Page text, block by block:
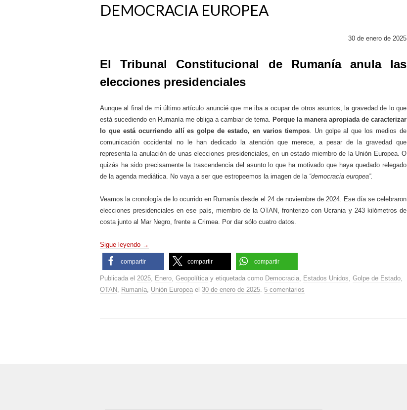
DEMOCRACIA EUROPEA
30 de enero de 2025
El Tribunal Constitucional de Rumanía anula las
elecciones presidenciales
Aunque al final de mi último artículo anuncié que me iba a ocupar de otros asuntos, la gravedad de lo que
está sucediendo en Rumanía me obliga a cambiar de tema. Porque la manera apropiada de caracterizar
lo que está ocurriendo allí es golpe de estado, en varios tiempos. Un golpe al que los medios de
comunicación occidental no le han dedicado la atención que merece, a pesar de la gravedad que
representa la anulación de unas elecciones presidenciales, en un estado miembro de la Unión Europea. O
quizás ha sido precisamente la trascendencia del asunto lo que ha motivado que haya quedado relegado
de la agenda mediática. No vaya a ser que estropeemos la imagen de la “democracia europea”.
Veamos la cronología de lo ocurrido en Rumanía desde el 24 de noviembre de 2024. Ese día se celebraron
elecciones presidenciales en ese país, miembro de la OTAN, fronterizo con Ucrania y 243 kilómetros de
costa junto al Mar Negro, frente a Crimea. Por dar sólo cuatro datos.
Sigue leyendo →
compartir compartir compartir
Publicada el 2025 Enero Geopolítica y etiquetada como Democracia Estados Unidos Golpe de Estado
OTAN Rumanía Unión Europea el 30 de enero de 2025 5 comentarios